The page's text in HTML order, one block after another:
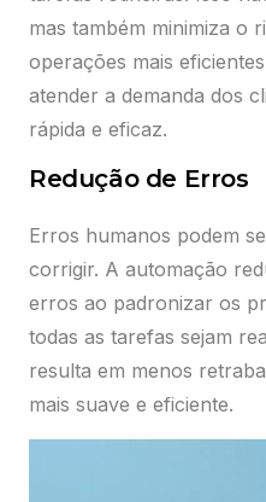
Solicite sua cotação
Portal do
Preciso de ajuda
My ScanSource
boleto e consulta de status
Plataforma Cloud
Plataforma Cloud para
produtos com autonomia.
Preciso de ajuda
mas também minimiza o
operações mais
atender a demanda dos
rápida e eficaz.
Redução de Erros
Erros humanos podem
corrigir. A automação
erros ao padronizar os
todas as tarefas sejam
resulta em menos
mais suave e eficiente.